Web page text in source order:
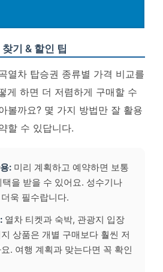
기 & 할인 팁
열차 탑승권 종류별 가격 비교를
게 하면 더 저렴하게 구매할 수
볼까요? 몇 가지 방법만 잘 활용
할 수 있답니다.
: 미리 계획하고 예약하면 보통
택을 받을 수 있어요. 성수기나
욱 필수랍니다.
열차 티켓과 숙박, 관광지 입장
상품은 개별 구매보다 훨씬 저
. 여행 계획과 맞는다면 꼭 확인